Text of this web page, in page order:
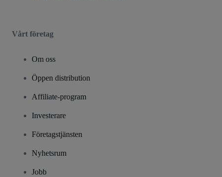
Vårt företag
Om oss
Öppen distribution
Affiliate-program
Investerare
Företagstjänsten
Nyhetsrum
Jobb